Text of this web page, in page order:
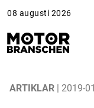
08 augusti 2026
ARTIKLAR | 2019-